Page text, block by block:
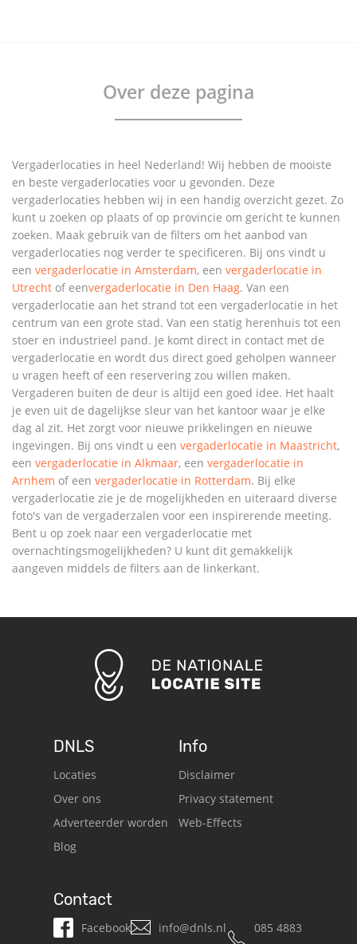
Over deze pagina
Vergaderlocaties in heel Nederland! Wij hebben de mooiste
en beste vergaderlocaties voor u gevonden. Deze
vergaderlocaties hebben wij in een handig overzicht gezet. Zo
kunt u zoeken op plaats of op provincie om gericht te kunnen
zoeken. Maak gebruik van de filters om het aanbod van
vergaderlocaties nog verder te specificeren. Bij ons vindt u
een vergaderlocatie in Amsterdam, een vergaderlocatie in
Utrecht of eenvergaderlocatie in Den Haag. Van een
vergaderlocatie aan het strand tot een vergaderlocatie in het
centrum van een grote stad. Van een statig herenhuis tot een
stoer en industrieel pand. Je komt direct in contact met de
vergaderlocatie en wordt dus direct goed geholpen wanneer
u vragen heeft of een reservering zou willen maken.
Vergaderen buiten de deur is altijd een goed idee. Het haalt
je even uit de dagelijkse sleur van het kantoor waar je elke
dag al zit. Het zorgt voor nieuwe prikkelingen en nieuwe
ingevingen. Bij ons vindt u een vergaderlocatie in Maastricht,
een vergaderlocatie in Alkmaar, een vergaderlocatie in
Arnhem of een vergaderlocatie in Rotterdam. Bij elke
vergaderlocatie zie je de mogelijkheden en uiteraard diverse
foto's van de vergaderzalen voor een inspirerende meeting.
Bent u op zoek naar een vergaderlocatie met
overnachtingsmogelijkheden? U kunt dit gemakkelijk
aangeven middels de filters aan de linkerkant.
DNLS
Locaties
Over ons
Adverteerder worden
Blog
Info
Disclaimer
Privacy statement
Web-Effects
Contact
Facebook info@dnls.nl
085 4883